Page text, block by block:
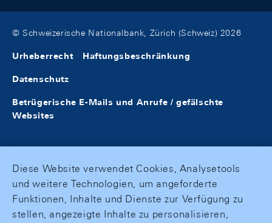
© Schweizerische Nationalbank, Zürich (Schweiz) 2026
Urheberrecht Haftungsbeschränkung
Datenschutz
Betrügerische E-Mails und Anrufe / gefälschte
Websites
Diese Website verwendet Cookies, Analysetools
und weitere Technologien, um angeforderte
Funktionen, Inhalte und Dienste zur Verfügung zu
stellen, angezeigte Inhalte zu personalisieren,